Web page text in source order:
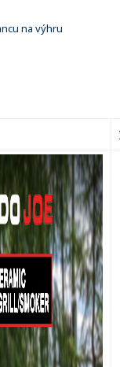
na výhru